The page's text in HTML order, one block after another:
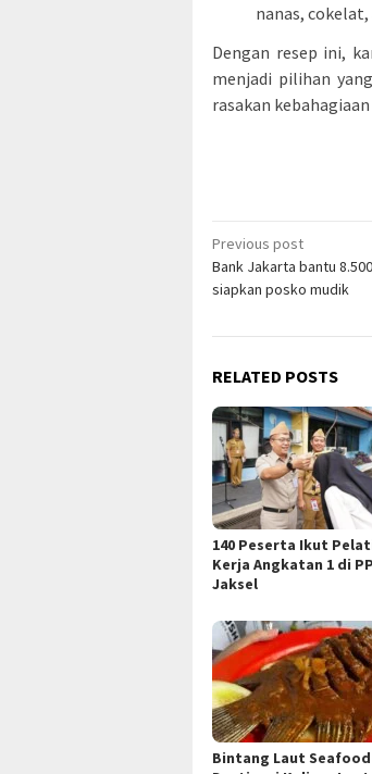
nanas,
Dengan resep ini,
menjadi pilihan
rasakan
Post
navigation
Previous post
Bank Jakarta bantu
siapkan posko mudik
RELATED POSTS
140 Peserta Ikut
Kerja Angkatan 1 di
Jaksel
Bintang Laut Seafood